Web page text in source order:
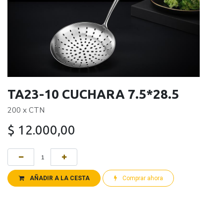
TA23-10 CUCHARA 7.5*28.5
200 x CTN
$ 12.000,00
AÑADIR A LA CESTA Comprar ahora